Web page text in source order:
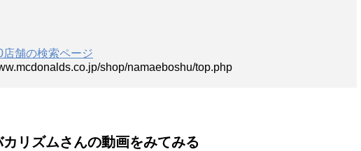
店舗の検索ページ
shop/namaeboshu/top.php
カリズムさんの動画をみてみる